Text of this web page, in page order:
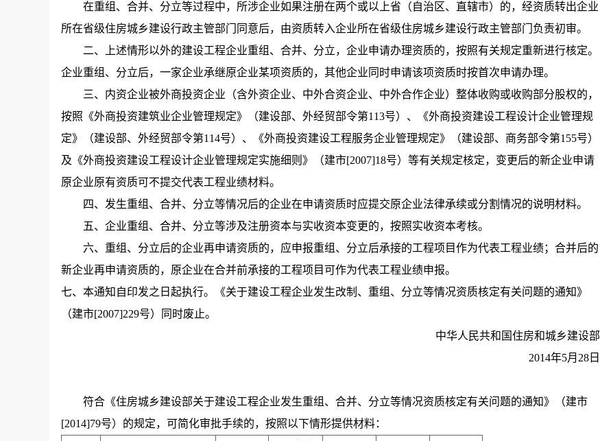
在重组、合并、分立等过程中，所涉企业如果注册在两个或以上省（自治区、直辖市）的，经资质转出企业
所在省级住房城乡建设行政主管部门同意后，由资质转入企业所在省级住房城乡建设行政主管部门负责初审。
二、上述情形以外的建设工程企业重组、合并、分立，企业申请办理资质的，按照有关规定重新进行核定。
企业重组、分立后，一家企业承继原企业某项资质的，其他企业同时申请该项资质时按首次申请办理。
三、内资企业被外商投资企业（含外资企业、中外合资企业、中外合作企业）整体收购或收购部分股权的，
按照《外商投资建筑业企业管理规定》（建设部、外经贸部令第113号）、《外商投资建设工程设计企业管理规
定》（建设部、外经贸部令第114号）、《外商投资建设工程服务企业管理规定》（建设部、商务部令第155号）
及《外商投资建设工程设计企业管理规定实施细则》（建市[2007]18号）等有关规定核定，变更后的新企业申请
原企业原有资质可不提交代表工程业绩材料。
四、发生重组、合并、分立等情况后的企业在申请资质时应提交原企业法律承续或分割情况的说明材料。
五、企业重组、合并、分立等涉及注册资本与实收资本变更的，按照实收资本考核。
六、重组、分立后的企业再申请资质的，应申报重组、分立后承接的工程项目作为代表工程业绩；合并后的
新企业再申请资质的，原企业在合并前承接的工程项目可作为代表工程业绩申报。
七、本通知自印发之日起执行。《关于建设工程企业发生改制、重组、分立等情况资质核定有关问题的通知》
（建市[2007]229号）同时废止。
中华人民共和国住房和城乡建设部
2014年5月28日
符合《住房城乡建设部关于建设工程企业发生重组、合并、分立等情况资质核定有关问题的通知》（建市
[2014]79号）的规定，可简化审批手续的，按照以下情形提供材料：